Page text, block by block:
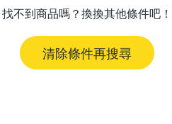
找不到商品嗎？換換其他條件吧！
清除條件再搜尋